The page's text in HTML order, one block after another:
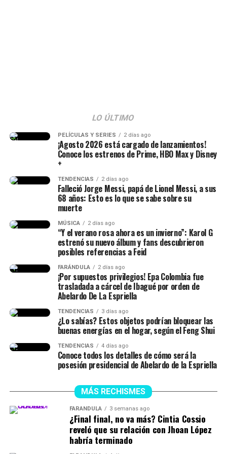
La Patria Milagro se
construye desde las
regiones, porque cuando
las regiones prosperan,
prospera Colombia”,
escribió.
Mi posesión será mucho
más que una ceremonia.
Será la primera
demostración de que la
descentralización deja de
ser un discurso para
convertirse en una realidad.
La Patria Milagro se
construye desde las
regiones, porque cuando
las regiones prosperan,
prospera Colombia.
LO ÚLTIMO
PELÍCULAS Y SERIES 2 días ago
¡Agosto 2026 está cargado de lanzamientos!
Conoce los estrenos de Prime, HBO Max y Disney
+
TENDENCIAS 2 días ago
Falleció Jorge Messi, papá de Lionel Messi, a sus
68 años: Esto es lo que se sabe sobre su
muerte
MÚSICA 2 días ago
“Y el verano rosa ahora es un invierno”: Karol G
estrenó su nuevo álbum y fans descubrieron
posibles referencias a Feid
FARÁNDULA 2 días ago
¡Por supuestos privilegios! Epa Colombia fue
trasladada a cárcel de Ibagué por orden de
Abelardo De La Espriella
TENDENCIAS 3 días ago
¿Lo sabías? Estos objetos podrían bloquear las
buenas energías en el hogar, según el Feng Shui
TENDENCIAS 4 días ago
Conoce todos los detalles de cómo será la
posesión presidencial de Abelardo de la Espriella
MÁS RECHISMES
FARÁNDULA 3 semanas ago
¿Final final, no va más? Cintia Cossio
reveló que su relación con Jhoan López
habría terminado